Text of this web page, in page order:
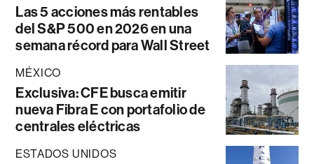
Las 5 acciones más rentables
del S&P 500 en 2026 en una
semana récord para Wall Street
MÉXICO
Exclusiva: CFE busca emitir
nueva Fibra E con portafolio de
centrales eléctricas
ESTADOS UNIDOS